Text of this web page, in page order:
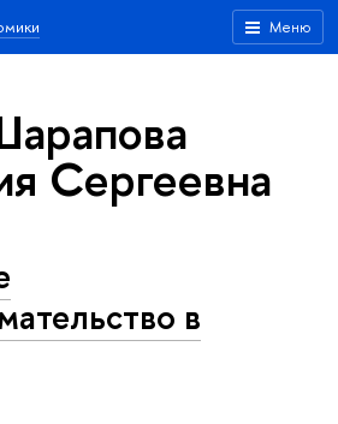
Меню
Сергеевна
в